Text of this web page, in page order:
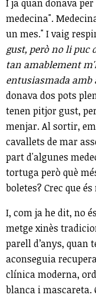
I ja quan donava
medecina".
un mes." I vaig
gust, però no li puc
tan amablement
entusiasmada amb
donava dos pots
tenen pitjor gust,
menjar.Al sortir,
cavallets de mar
part d'algunes
tortuga però què
boletes? Crec que
I, com ja he dit, no
metge xinès
parell d’anys, quan
aconseguia
clínica moderna,
blanca i mascareta.